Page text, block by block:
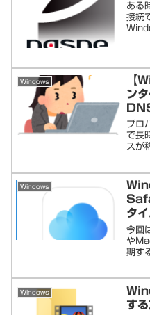
ある
接続
有
かっ
Windows
【
ン
プロ
で長
スが
に
方法
DNS
Windows
タ
今回
や
期す
の
に同
Windows
す